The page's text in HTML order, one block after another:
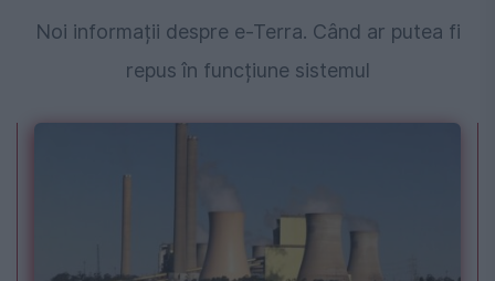
Noi informații despre e-Terra. Când ar putea fi
repus în funcțiune sistemul